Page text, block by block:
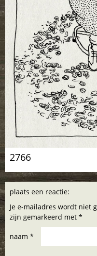
2766
plaats een reactie:
Je e-mailadres wordt niet
zijn gemarkeerd met *
naam *